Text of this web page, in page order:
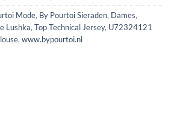
Mode, By Pourtoi Sieraden, Dames,
Lushka, Top Technical Jersey, U72324121
, www.bypourtoi.nl